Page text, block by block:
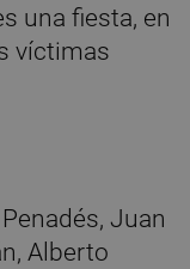
una fiesta, en
víctimas
Juan
Alberto